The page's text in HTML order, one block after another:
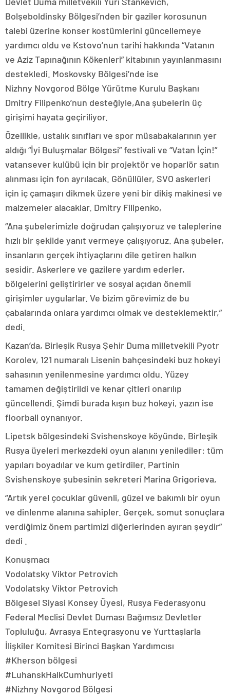
Bolşeboldinsky Bölgesi’nden bir gaziler korosunun
talebi üzerine konser kostümlerini güncellemeye
yardımcı oldu ve Kstovo’nun tarihi hakkında “Vatanın
ve Aziz Tapınağının Kökenleri” kitabının yayınlanmasını
destekledi. Moskovsky Bölgesi’nde ise
Nizhny Novgorod Bölge Yürütme Kurulu Başkanı
Dmitry Filipenko’nun desteğiyle,Ana şubelerin üç
girişimi hayata geçiriliyor.
Özellikle, ustalık sınıfları ve spor müsabakalarının yer
aldığı “İyi Buluşmalar Bölgesi” festivali ve “Vatan İçin!”
vatansever kulübü için bir projektör ve hoparlör satın
alınması için fon ayrılacak. Gönüllüler, SVO askerleri
için iç çamaşırı dikmek üzere yeni bir dikiş makinesi ve
malzemeler alacaklar. Dmitry Filipenko,
“Ana şubelerimizle doğrudan çalışıyoruz ve taleplerine
hızlı bir şekilde yanıt vermeye çalışıyoruz. Ana şubeler,
insanların gerçek ihtiyaçlarını dile getiren halkın
sesidir. Askerlere ve gazilere yardım ederler,
bölgelerini geliştirirler ve sosyal açıdan önemli
girişimler uygularlar. Ve bizim görevimiz de bu
çabalarında onlara yardımcı olmak ve desteklemektir,”
dedi.
Kazan’da, Birleşik Rusya Şehir Duma milletvekili Pyotr
Korolev, 121 numaralı Lisenin bahçesindeki buz hokeyi
sahasının yenilenmesine yardımcı oldu. Yüzey
tamamen değiştirildi ve kenar çitleri onarılıp
güncellendi. Şimdi burada kışın buz hokeyi, yazın ise
floorball oynanıyor.
Lipetsk bölgesindeki Svishenskoye köyünde, Birleşik
Rusya üyeleri merkezdeki oyun alanını yenilediler: tüm
yapıları boyadılar ve kum getirdiler. Partinin
Svishenskoye şubesinin sekreteri Marina Grigorieva,
“Artık yerel çocuklar güvenli, güzel ve bakımlı bir oyun
ve dinlenme alanına sahipler. Gerçek, somut sonuçlara
verdiğimiz önem partimizi diğerlerinden ayıran şeydir”
dedi .
Konuşmacı
Vodolatsky Viktor Petrovich
Vodolatsky Viktor Petrovich
Bölgesel Siyasi Konsey Üyesi, Rusya Federasyonu
Federal Meclisi Devlet Duması Bağımsız Devletler
Topluluğu, Avrasya Entegrasyonu ve Yurttaşlarla
İlişkiler Komitesi Birinci Başkan Yardımcısı
#Kherson bölgesi
#LuhanskHalkCumhuriyeti
#Nizhny Novgorod Bölgesi